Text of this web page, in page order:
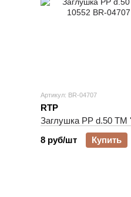
Артикул: BR-04707
RTP
Заглушка PP d.50 ТМ
8 руб/шт
Купить